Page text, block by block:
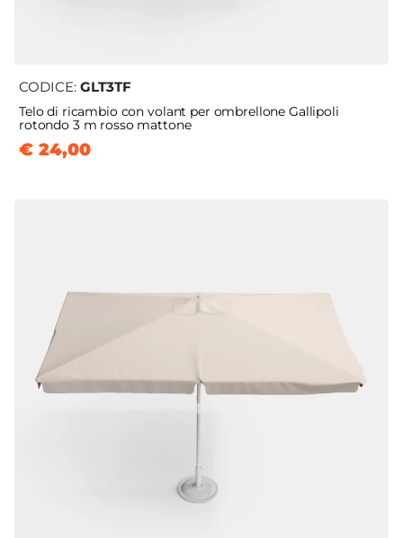
CODICE: GLT3TF
Telo di ricambio con volant per ombrellone Gallipoli
rotondo 3 m rosso mattone
€ 24,00